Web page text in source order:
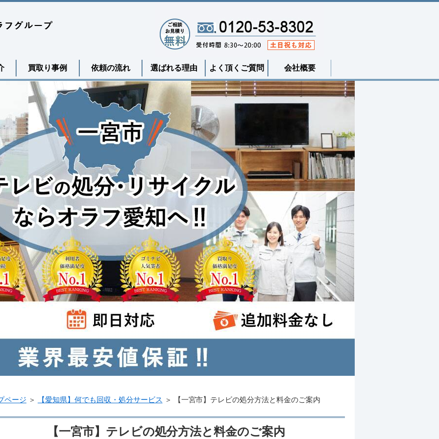
買取り事例 依頼の流れ 選ばれる理由 よく頂くご質問 会社概要
ページ ＞ 【愛知県】何でも回収・処分サービス ＞ 【一宮市】テレビの処分方法と料金のご案内
【一宮市】テレビの処分方法と料金のご案内